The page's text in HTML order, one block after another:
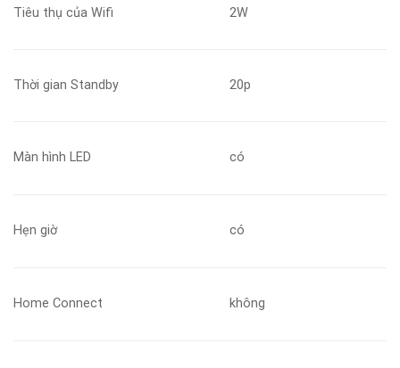
Tiêu thụ của Wifi 2W
Thời gian Standby 20p
Màn hình LED có
Hẹn giờ có
Home Connect không